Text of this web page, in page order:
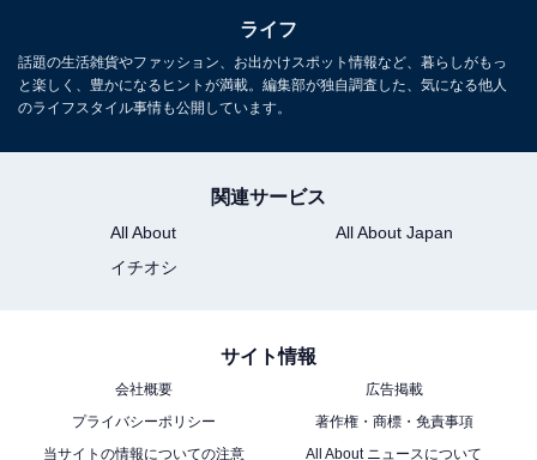
こちらもおすすめ
【栃木県の人気ホテル】「中禅寺温泉 旅籠なご
ライフ
話題の生活雑貨やファッション、お出かけスポット情報など、暮らしがもっ
と楽しく、豊かになるヒントが満載。編集部が独自調査した、気になる他人
のライフスタイル事情も公開しています。
関連サービス
All About
All About Japan
イチオシ
サイト情報
会社概要
広告掲載
プライバシーポリシー
著作権・商標・免責事項
当サイトの情報についての注意
All About ニュースについて